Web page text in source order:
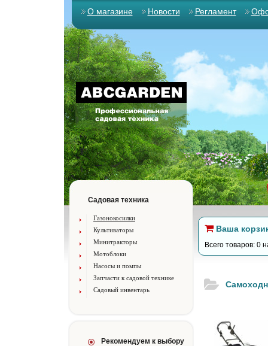
О магазине Новости Регламент
Садовая техника
Газонокосилки
Культиваторы
Минитракторы
Мотоблоки
Насосы и помпы
Запчасти к садовой технике
Садовый инвентарь
Рекомендуем к выбору
Ваша
Всего товаров: 0